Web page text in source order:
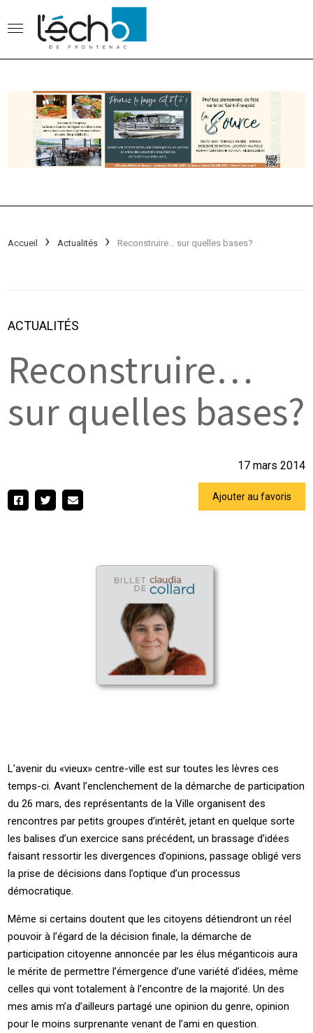
Accueil Actualités Reconstruire… sur quelles bases?
ACTUALITÉS
Reconstruire…
sur quelles bases?
17 mars 2014
Ajouter au favoris
L’avenir du «vieux» centre-ville est sur toutes les lèvres ces
temps-ci. Avant l’enclenchement de la démarche de participation
du 26 mars, des représentants de la Ville organisent des
rencontres par petits groupes d’intérêt, jetant en quelque sorte
les balises d’un exercice sans précédent, un brassage d’idées
faisant ressortir les divergences d’opinions, passage obligé vers
la prise de décisions dans l’optique d’un processus
démocratique.
Même si certains doutent que les citoyens détiendront un réel
pouvoir à l’égard de la décision finale, la démarche de
participation citoyenne annoncée par les élus méganticois aura
le mérite de permettre l’émergence d’une variété d’idées, même
celles qui vont totalement à l’encontre de la majorité. Un des
mes amis m’a d’ailleurs partagé une opinion du genre, opinion
pour le moins surprenante venant de l’ami en question.